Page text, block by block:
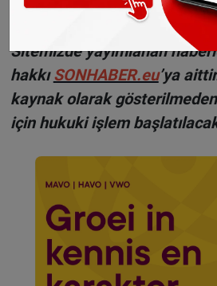
gelsin!Abone olmak için
Sitemizde yayımlanan
hakkı SONHABER.eu’ya
kaynak olarak
için hukuki işlem